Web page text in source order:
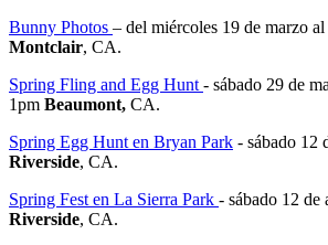
Bunny Photos – del miércoles 19 de marzo
Montclair, CA.
Spring Fling and Egg Hunt - sábado 29 de
1pm Beaumont, CA.
Spring Egg Hunt en Bryan Park - sábado 12
Riverside, CA.
Spring Fest en La Sierra Park - sábado 12 de
Riverside, CA.